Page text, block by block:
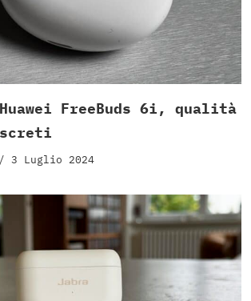
Huawei FreeBuds 6i, qualità
3 Luglio 2024